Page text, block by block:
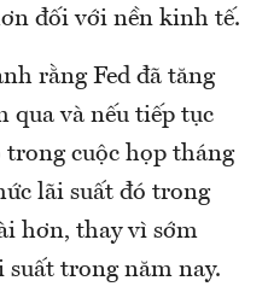
đối với nền kinh tế.
rằng Fed đã tăng
qua và nếu tiếp tục
cuộc họp tháng
lãi suất đó trong
hơn, thay vì sớm
suất trong năm nay.